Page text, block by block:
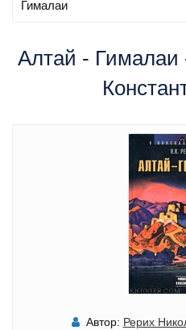
Гималаи
Алтай - Гималаи
Автор: Рерих